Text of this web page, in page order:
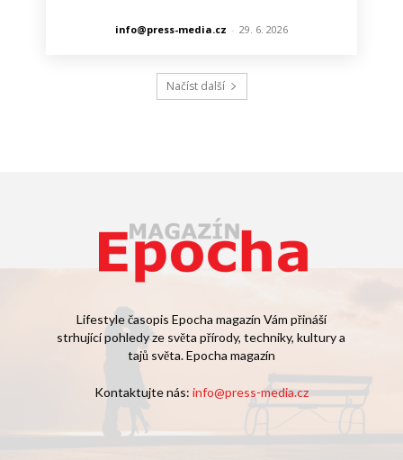
info@press-media.cz - 29. 6. 2026
Načíst další
Lifestyle časopis Epocha magazín Vám přináší
strhující pohledy ze světa přírody, techniky, kultury a
tajů světa. Epocha magazín
Kontaktujte nás: info@press-media.cz